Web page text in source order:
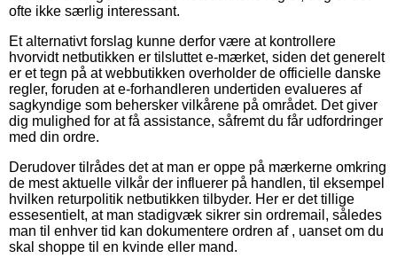
ofte ikke særlig interessant.
Et alternativt forslag kunne derfor være at kontrollere
hvorvidt netbutikken er tilsluttet e-mærket, siden det generelt
er et tegn på at webbutikken overholder de officielle danske
regler, foruden at e-forhandleren undertiden evalueres af
sagkyndige som behersker vilkårene på området. Det giver
dig mulighed for at få assistance, såfremt du får udfordringer
med din ordre.
Derudover tilrådes det at man er oppe på mærkerne omkring
de mest aktuelle vilkår der influerer på handlen, til eksempel
hvilken returpolitik netbutikken tilbyder. Her er det tillige
essesentielt, at man stadigvæk sikrer sin ordremail, således
man til enhver tid kan dokumentere ordren af , uanset om du
skal shoppe til en kvinde eller mand.